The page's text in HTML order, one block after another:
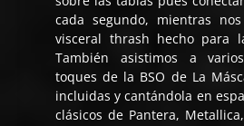
cada segundo, mientras
visceral thrash hecho para
También asistimos a
toques de la BSO de La
incluidas y cantándola en
clásicos de Pantera,